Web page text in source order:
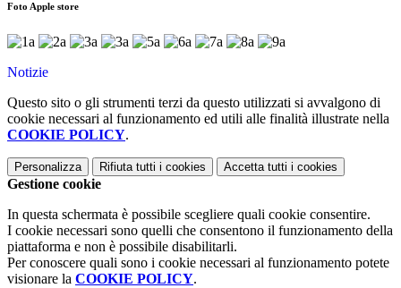
Foto Apple store
Notizie
Questo sito o gli strumenti terzi da questo utilizzati si avvalgono di
cookie necessari al funzionamento ed utili alle finalità illustrate nella
COOKIE POLICY.
Personalizza Rifiuta tutti i cookies Accetta tutti i cookies
Gestione cookie
In questa schermata è possibile scegliere quali cookie consentire.
I cookie necessari sono quelli che consentono il funzionamento della
piattaforma e non è possibile disabilitarli.
Per conoscere quali sono i cookie necessari al funzionamento potete
visionare la COOKIE POLICY.